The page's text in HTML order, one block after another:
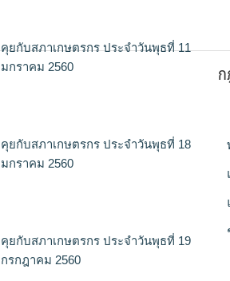
คุยกับสภาเกษตรกร ประจำวันพุธที่ 11
มกราคม 2560
คุยกับสภาเกษตรกร ประจำวันพุธที่ 18
มกราคม 2560
คุยกับสภาเกษตรกร ประจำวันพุธที่ 19
กรกฎาคม 2560